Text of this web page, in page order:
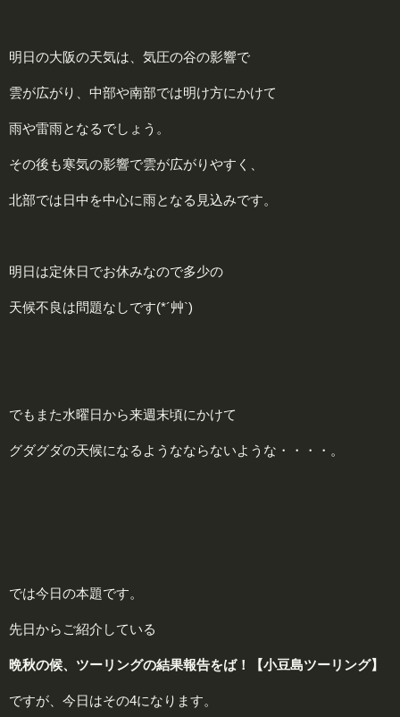
明日の大阪の天気は、気圧の谷の影響で
雲が広がり、中部や南部では明け方にかけて
雨や雷雨となるでしょう。
その後も寒気の影響で雲が広がりやすく、
北部では日中を中心に雨となる見込みです。
明日は定休日でお休みなので多少の
天候不良は問題なしです(*´艸`)
でもまた水曜日から来週末頃にかけて
グダグダの天候になるようなならないような・・・・。
では今日の本題です。
先日からご紹介している
晩秋の候、ツーリングの結果報告をば！【小豆島ツーリング】
ですが、今日はその4になります。